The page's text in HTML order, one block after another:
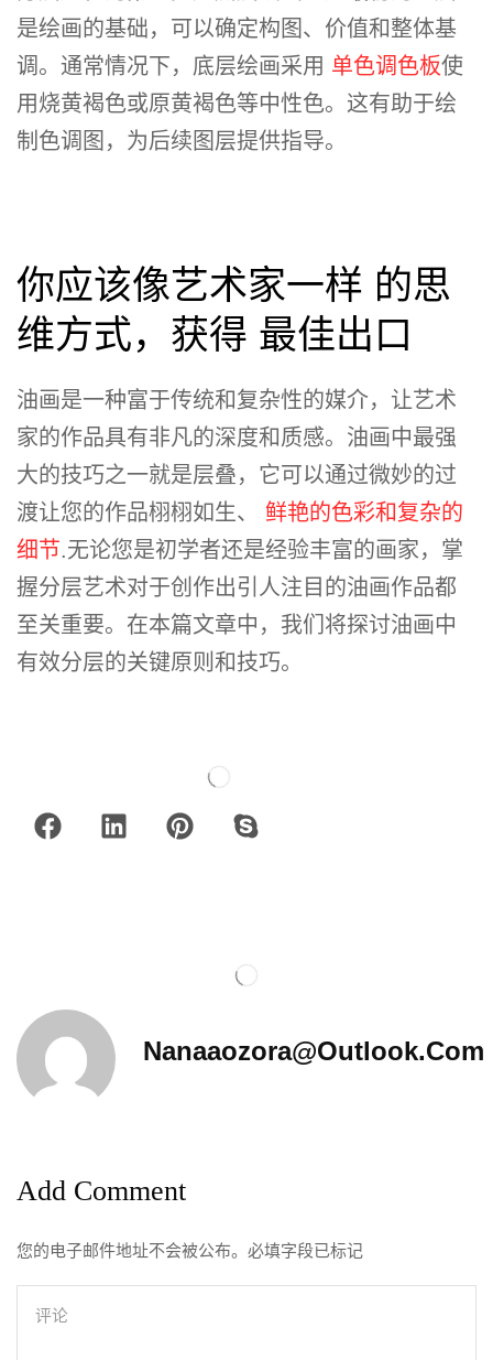
是绘画的基础，可以确定构图、价值和整体基
调。通常情况下，底层绘画采用 单色调色板使
用烧黄褐色或原黄褐色等中性色。这有助于绘
制色调图，为后续图层提供指导。
你应该像艺术家一样 的思
维方式，获得 最佳出口
油画是一种富于传统和复杂性的媒介，让艺术
家的作品具有非凡的深度和质感。油画中最强
大的技巧之一就是层叠，它可以通过微妙的过
渡让您的作品栩栩如生、 鲜艳的色彩和复杂的
细节.无论您是初学者还是经验丰富的画家，掌
握分层艺术对于创作出引人注目的油画作品都
至关重要。在本篇文章中，我们将探讨油画中
有效分层的关键原则和技巧。
Nanaaozora@outlook.com
Add Comment
您的电子邮件地址不会被公布。必填字段已标记